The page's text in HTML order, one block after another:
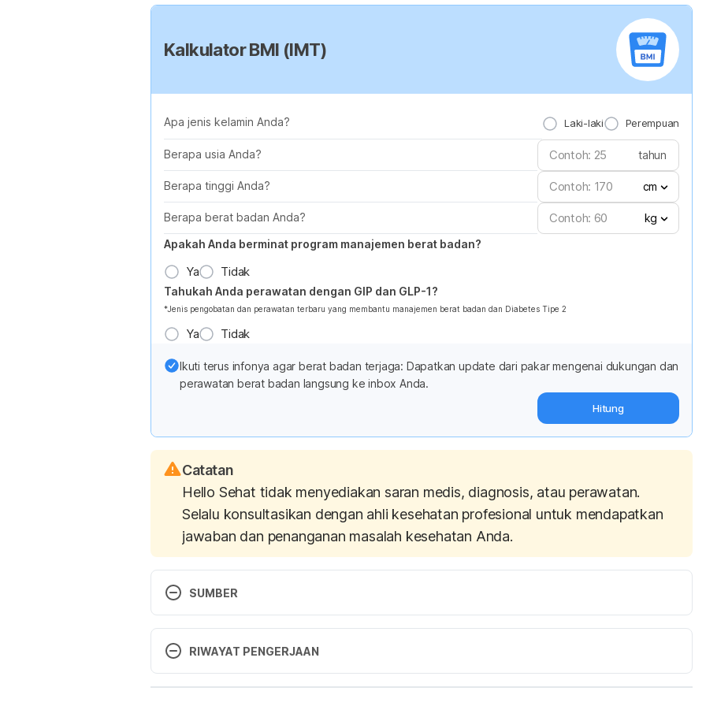
Kalkulator BMI (IMT)
Apa jenis kelamin Anda? Laki-laki Perempuan
Berapa usia Anda? tahun
Berapa tinggi Anda? cm
Berapa berat badan Anda?
kg
Apakah Anda berminat program manajemen berat badan?
Ya Tidak
Tahukah Anda perawatan dengan GIP dan GLP-1?
*Jenis pengobatan dan perawatan terbaru yang membantu manajemen berat badan dan Diabetes Tipe 2
Ya Tidak
Ikuti terus infonya agar berat badan terjaga: Dapatkan update dari pakar mengenai dukungan dan
perawatan berat badan langsung ke inbox Anda.
Hitung
Catatan
Hello Sehat tidak menyediakan saran medis, diagnosis, atau perawatan.
Selalu konsultasikan dengan ahli kesehatan profesional untuk mendapatkan
jawaban dan penanganan masalah kesehatan Anda.
SUMBER
http://nymag.com/scienceofus/2017/01/what-it-means-when-your-life-flashes-before-
your-eyes.html
RIWAYAT PENGERJAAN